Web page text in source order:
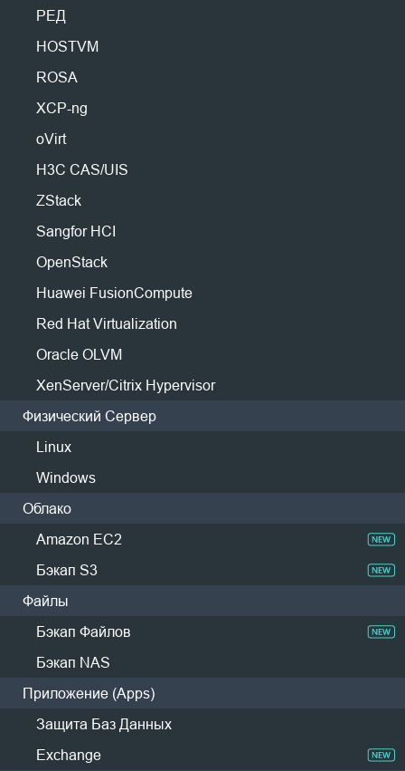
Миграция P2V
Миграция P2P
Миграция C2C
Миграция C2V
Миграция P2C
Восстановимость
Проверка восстановления ВМ
Проверка восстановления ОС
Безопасность данных
Проверка на вредоносное ПО
Защита от программ-вымогателей
Массивные файлы
Массивные конечные точки
Резервное копирование в облако
Соответствие GDPR
ПОПРОБУЙТЕ БЕСПЛАТНО
Бесплатная версия для предприятий
Oracle OLVM
XenServer/Citrix Hypervisor
Физический сервер
Windows
Облака
Amazon EC2
Резервное копирование S3
Контейнер
Kubernetes
Обмен файлами
Резервное копирование файлов
Резервное копирование NAS
База данных
Oracle
SQL Server
Энергетика
Телеком
Другие Ресурсы
Связаться с Поддержкой
РЕД
HOSTVM
ROSA
XCP-ng
oVirt
H3C CAS/UIS
ZStack
Sangfor HCI
OpenStack
Huawei FusionCompute
Red Hat Virtualization
Oracle OLVM
XenServer/Citrix Hypervisor
Физический Сервер
Linux
Windows
Облако
Amazon EC2
Бэкап S3
Файлы
Бэкап Файлов
Бэкап NAS
Приложение (Apps)
Защита Баз Данных
Exchange
резервного копирования ВМ для более чем 10 гипервизоров,
включая VMware, Hyper-V, XenServer /XCP-ng, RHV/ oVirt , Oracle
* Доступны все расширенные функции
* Централизованная веб-консоль
* Защита виртуальных машин без ограничений
Отправьте форму, чтобы получить
лицензионный ключ, и через 10 минут начнется полная защита
ключ будут отправлены непосредственно на этот адрес)
Я согласен(а) с